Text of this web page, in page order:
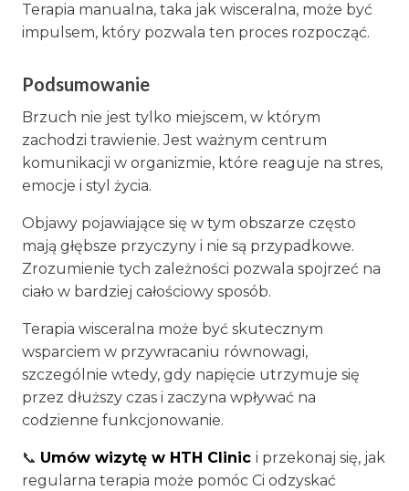
Terapia manualna, taka jak wisceralna, może być
impulsem, który pozwala ten proces rozpocząć.
Podsumowanie
Brzuch nie jest tylko miejscem, w którym
zachodzi trawienie. Jest ważnym centrum
komunikacji w organizmie, które reaguje na stres,
emocje i styl życia.
Objawy pojawiające się w tym obszarze często
mają głębsze przyczyny i nie są przypadkowe.
Zrozumienie tych zależności pozwala spojrzeć na
ciało w bardziej całościowy sposób.
Terapia wisceralna może być skutecznym
wsparciem w przywracaniu równowagi,
szczególnie wtedy, gdy napięcie utrzymuje się
przez dłuższy czas i zaczyna wpływać na
codzienne funkcjonowanie.
📞 Umów wizytę w HTH Clinic i przekonaj się, jak
regularna terapia może pomóc Ci odzyskać